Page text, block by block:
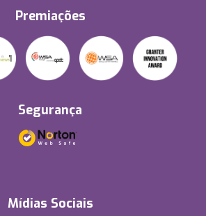
Premiações
Segurança
Mídias Sociais